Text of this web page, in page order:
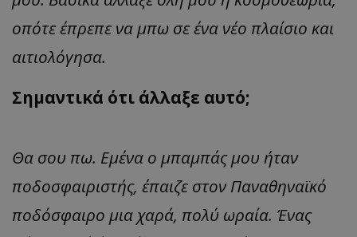
οπότε έπρεπε να μπω σε ένα νέο πλαίσιο και
αιτιολόγησα.
Σημαντικά ότι άλλαξε αυτό;
Θα σου πω. Εμένα ο μπαμπάς μου ήταν
ποδοσφαιριστής, έπαιζε στον Παναθηναϊκό
ποδόσφαιρο μια χαρά, πολύ ωραία. Ένας